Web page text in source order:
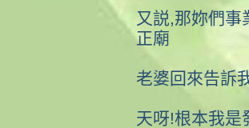
又説,那妳們事
正廟
老婆回來告訴
天呀!根本我是